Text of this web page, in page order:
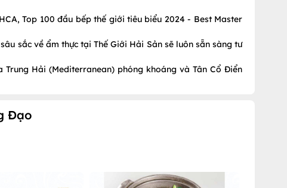
Top 100 đầu bếp thế giới tiêu biểu 2024 - Best Master
sắc về ẩm thực tại Thế Giới Hải Sản sẽ luôn sẵn sàng tư
Hải (Mediterranean) phóng khoáng và Tân Cổ Điển
Đạo